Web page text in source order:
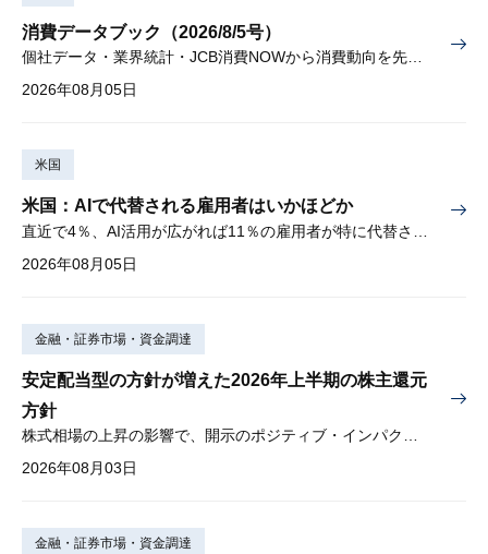
消費データブック（2026/8/5号）
個社データ・業界統計・JCB消費NOWから消費動向を先取り
2026年08月05日
米国
米国：AIで代替される雇用者はいかほどか
2026年08月05日
金融・証券市場・資金調達
安定配当型の方針が増えた2026年上半期の株主還元
方針
株式相場の上昇の影響で、開示のポジティブ・インパクトは低下
2026年08月03日
金融・証券市場・資金調達